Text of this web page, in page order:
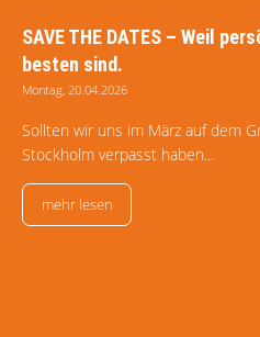
SAVE THE DATES – Weil
besten sind.
Montag, 20.04.2026
Sollten wir uns im März auf dem
Stockholm verpasst haben...
mehr lesen